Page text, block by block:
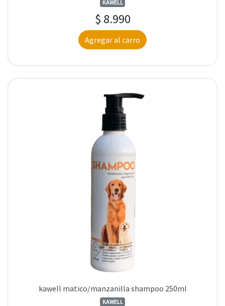
KAWELL
$ 8.990
Agregar al carro
kawell matico/manzanilla shampoo 250ml
KAWELL